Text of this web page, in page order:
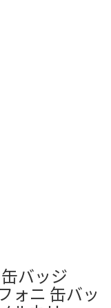
バッジ
ォニ 缶バッ